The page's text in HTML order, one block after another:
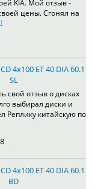
KIA. Мой отзыв -
цены. Сгонял на
4x100 ET 40 DIA 60.1
SL
свой отзыв о дисках
выбирал диски и
Реплику китайскую по
4x100 ET 40 DIA 60.1
BD